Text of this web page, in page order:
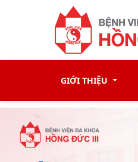
GIỚI THIỆU